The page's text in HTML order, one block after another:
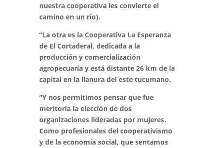
nuestra cooperativa les convierte el
camino en un río).
“La otra es la Cooperativa La Esperanza
de El Cortaderal, dedicada a la
producción y comercialización
agropecuaria y está distante 26 km de la
capital en la llanura del este tucumano.
“Y nos permitimos pensar que fue
meritoria la elección de dos
organizaciones lideradas por mujeres.
Como profesionales del cooperativismo
y de la economía social, que sentamos